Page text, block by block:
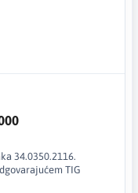
34.0350.2116.
TIG